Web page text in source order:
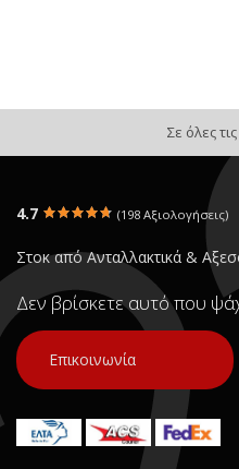
Σε όλες
4.7 (198 Αξιολογήσεις)
Στοκ από Ανταλλακτικά &
Δεν βρίσκετε αυτό που
Επικοινωνία